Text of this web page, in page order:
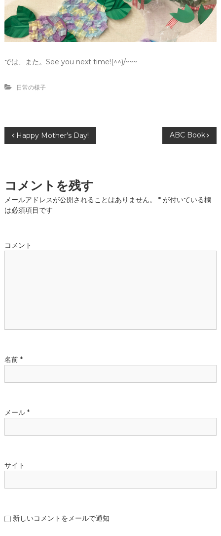
では、また。See you next time!(^^)/~~~
日常の様子
投
ナ
ビ
ー
Happy Mother’s Day! ABC Book
コメントを残す
メールアドレスが公開されることはありません。 *が付いている欄
は必須項目です
コメント
名前 *
メール *
サイト
新しいコメントをメールで通知